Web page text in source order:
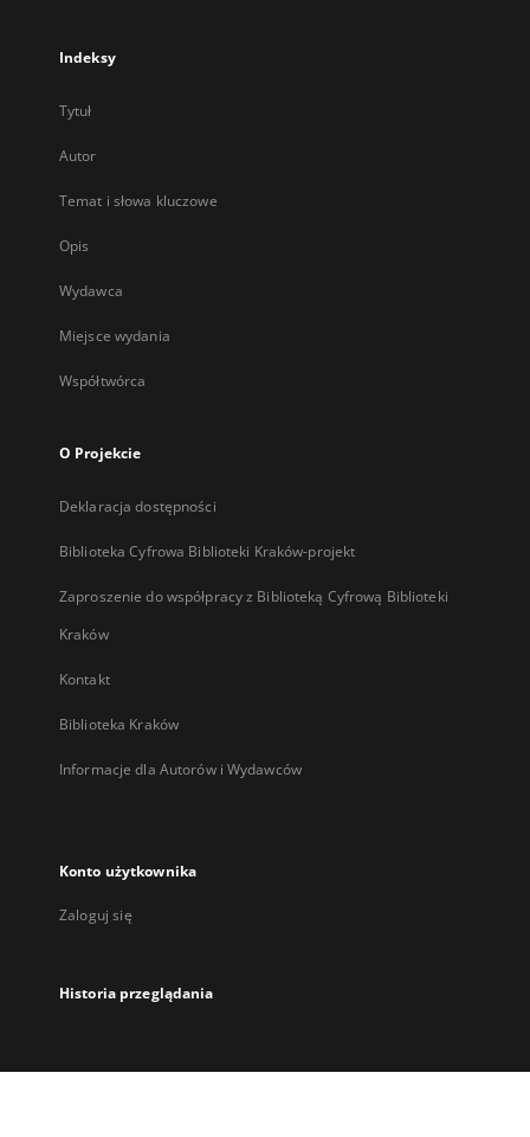
Indeksy
Tytuł
Autor
Temat i słowa kluczowe
Opis
Wydawca
Miejsce wydania
Współtwórca
O Projekcie
Deklaracja dostępności
Biblioteka Cyfrowa Biblioteki Kraków-projekt
Zaproszenie do współpracy z Biblioteką Cyfrową Biblioteki
Kraków
Kontakt
Biblioteka Kraków
Informacje dla Autorów i Wydawców
Konto użytkownika
Zaloguj się
Historia przeglądania